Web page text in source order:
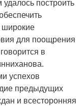
построить
широкие
для поощрения
в
успехов
предыдущих
и всесторонняя